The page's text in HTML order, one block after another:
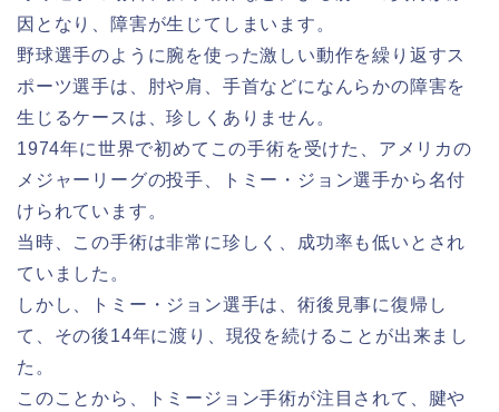
因となり、障害が生じてしまいます。
野球選手のように腕を使った激しい動作を繰り返すス
ポーツ選手は、肘や肩、手首などになんらかの障害を
生じるケースは、珍しくありません。
1974年に世界で初めてこの手術を受けた、アメリカの
メジャーリーグの投手、トミー・ジョン選手から名付
けられています。
当時、この手術は非常に珍しく、成功率も低いとされ
ていました。
しかし、トミー・ジョン選手は、術後見事に復帰し
て、その後14年に渡り、現役を続けることが出来まし
た。
このことから、トミージョン手術が注目されて、腱や